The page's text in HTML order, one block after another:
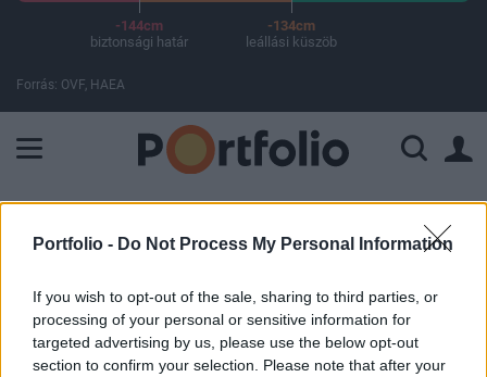
Portfolio - Do Not Process My Personal Information
If you wish to opt-out of the sale, sharing to third parties, or
processing of your personal or sensitive information for
targeted advertising by us, please use the below opt-out
section to confirm your selection. Please note that after your
-144cm
biztonsági határ
-134cm
leállási küszöb
Forrás: OVF, HAEA
a Binance az amerikai igazságügyi
minisztériummal